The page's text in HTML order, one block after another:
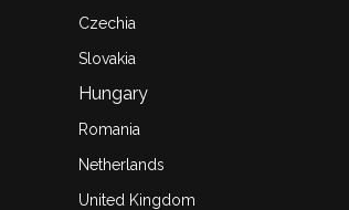
Czechia
Slovakia
Hungary
Romania
Netherlands
United Kingdom